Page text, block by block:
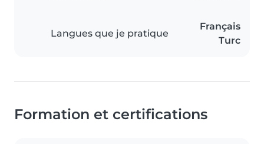
Langues que je pratique
Français
Turc
Formation et certifications